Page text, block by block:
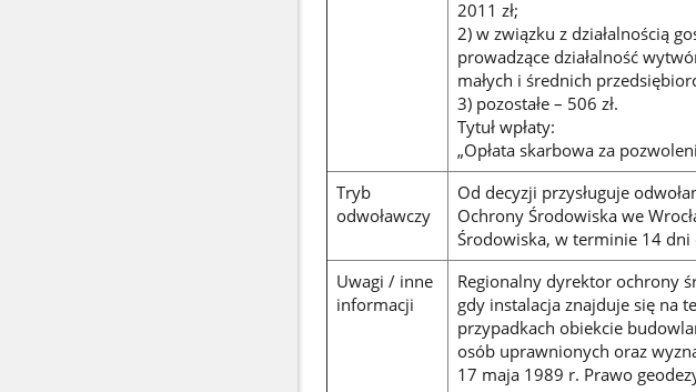
2011 zł;
2) w związku z działalnością
prowadzące działalność
małych i średnich
3) pozostałe – 506 zł.
Tytuł wpłaty:
„Opłata skarbowa za
Tryb
odwoławczy
Od decyzji przysługuje
Ochrony Środowiska we
Środowiska, w terminie 14
Uwagi / inne
informacji
Regionalny dyrektor ochrony
gdy instalacja znajduje się na
przypadkach obiekcie
osób uprawnionych oraz
17 maja 1989 r. Prawo